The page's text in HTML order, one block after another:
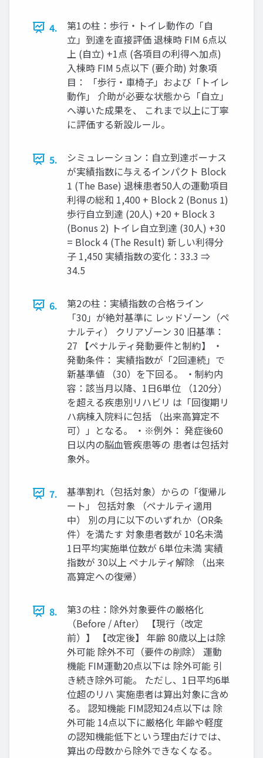
4.
第1の柱：歩行・トイレ動作の「自
立」到達を直接評価 退棟時 FIM 6点以
上 (自立) +1点 (各項目の利得へ加点)
入棟時 FIM 5点以下 (要介助) 対象項
目： 「歩行・車椅子」および「トイレ
動作」 介助が必要な状態から「自立」
へ導いた成果を、 これまで以上に丁寧
に評価する新設ルール。
5.
シミュレーション：自立到達ボーナス
が実績指数に与えるインパクト Block
1 (The Base) 退棟患者50人の運動項目
利得の総和 1,400 + Block 2 (Bonus 1)
歩行自立到達 (20人) +20 + Block 3
(Bonus 2) トイレ自立到達 (30人) +30
= Block 4 (The Result) 新しい利得分
子 1,450 実績指数の変化：33.3 ⇒
34.5
6.
第2の柱：実績指数の合格ライン
「30」が絶対基準に レッドゾーン（ペ
ナルティ） クリアゾーン 30 旧基準：
27 【ペナルティ発動要件と制約】 ・
発動条件： 実績指数が「2回連続」で
新基準値 （30）を下回る。 ・制約内
容：該当月以降、1日6単位 （120分）
を超える疾患別リハビリ は「回復期リ
ハ病棟入院料に包括 （出来高算定不
可）」となる。 ・※例外： 発症後60
日以内の脳血管疾患等の 患者は包括対
象外。
7.
基準割れ（包括対象）からの「復帰ル
ート」 包括対象 （ペナルティ適用
中） 別の月に以下のいずれか（OR条
件）を満たす 対象患者数が 10名未満
1日平均実施単位数が 6単位未満 実績
指数が 30以上 ペナルティ解除 （出来
高算定への復帰）
8.
第3の柱：除外対象要件の厳格化
（Before / After） 【現行（改定
前）】 【改定後】 年齢 80歳以上は除
外可能 除外不可（要件の削除） 運動
機能 FIM運動20点以下は 除外可能 引
き続き除外可能。 ただし、1日平均6単
位超のリハ 実施患者は算出対象に含め
る。 認知機能 FIM認知24点以下は 除
外可能 14点以下に厳格化 年齢や軽度
の認知機能低下という理由だけでは、
算出の母数から除外できなくなる。